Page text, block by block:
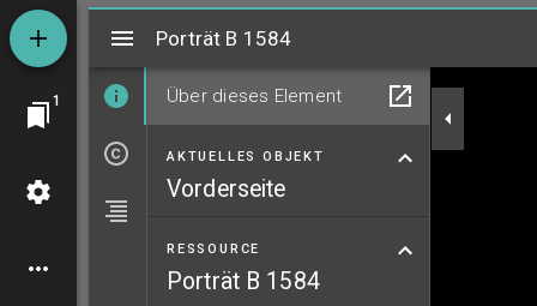
1
MiradorPorträt B 1584
Über dieses Element
AKTUELLES OBJEKT
Vorderseite
RESSOURCE
Porträt B 1584
Porträt B 1584